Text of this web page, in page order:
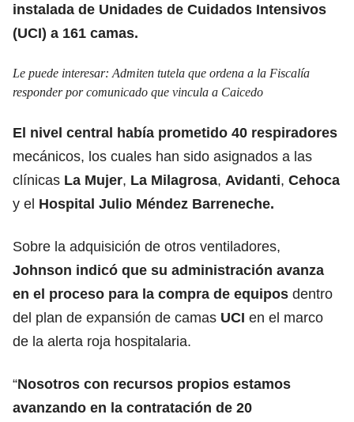
instalada de Unidades de Cuidados Intensivos
(UCI) a 161 camas.
Le puede interesar: Admiten tutela que ordena a la Fiscalía
responder por comunicado que vincula a Caicedo
El nivel central había prometido 40 respiradores
mecánicos, los cuales han sido asignados a las
clínicas La Mujer, La Milagrosa, Avidanti, Cehoca
y el Hospital Julio Méndez Barreneche.
Sobre la adquisición de otros ventiladores,
Johnson indicó que su administración avanza
en el proceso para la compra de equipos dentro
del plan de expansión de camas UCI en el marco
de la alerta roja hospitalaria.
“Nosotros con recursos propios estamos
avanzando en la contratación de 20